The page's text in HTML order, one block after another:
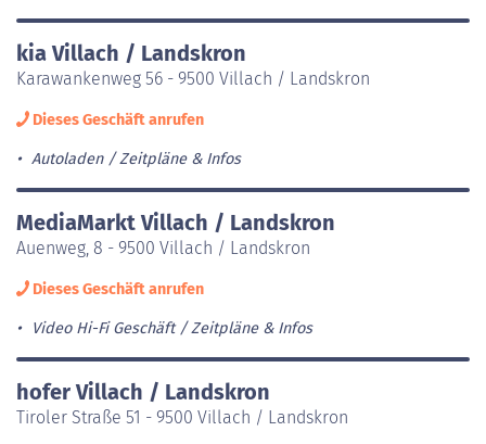
kia Villach / Landskron
Karawankenweg 56 - 9500 Villach / Landskron
Dieses Geschäft anrufen
Autoladen Zeitpläne & Infos
MediaMarkt Villach / Landskron
Auenweg, 8 - 9500 Villach / Landskron
Dieses Geschäft anrufen
Video Hi-Fi Geschäft Zeitpläne & Infos
hofer Villach / Landskron
Tiroler Straße 51 - 9500 Villach / Landskron